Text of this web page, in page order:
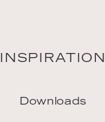
INSPIRATION
Downloads